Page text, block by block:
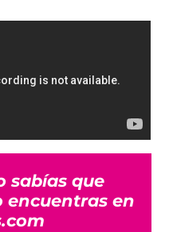
sabías que
encuentras en